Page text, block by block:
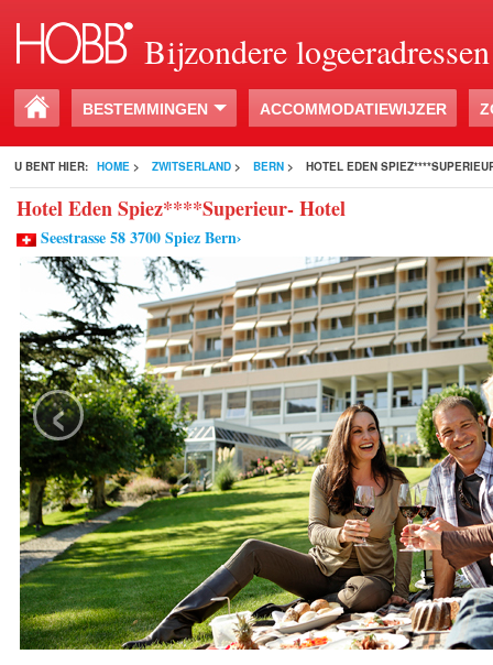
Bijzondere logeeradressen
BESTEMMINGEN ACCOMMODATIEWIJZER
U BENT HIER: HOME > ZWITSERLAND > BERN > HOTEL EDEN
Hotel Eden Spiez****Superieur- Hotel
Seestrasse 58 3700 Spiez Bern›
‹